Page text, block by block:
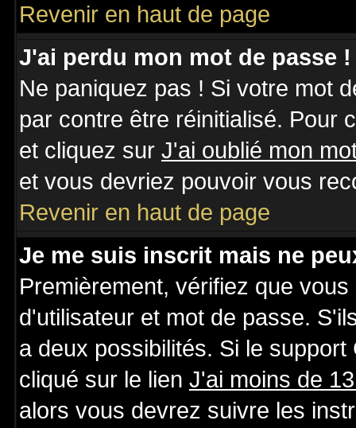
Revenir en haut de page
J'ai perdu mon mot de passe !
Ne paniquez pas ! Si votre mot
par contre être réinitialisé. Pour
et cliquez sur J'ai oublié mon
et vous devriez pouvoir vous
Revenir en haut de page
Je me suis inscrit mais ne
Premièrement, vérifiez que
d'utilisateur et mot de passe.
a deux possibilités. Si le
cliqué sur le lien J'ai moins de
alors vous devrez suivre les